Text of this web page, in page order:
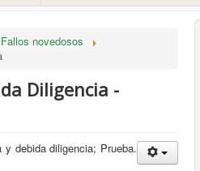
Fallos novedosos
Diligencia -
debida diligencia; Prueba.